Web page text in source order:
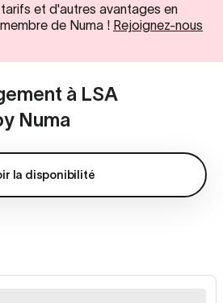
et d'autres avantages en
de Numa ! Rejoignez-nous
à LSA
Numa
la disponibilité